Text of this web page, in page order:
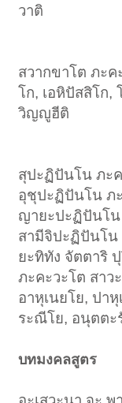
วาติ
สวากขาโต ภะค
โก, เอหิปัสสิโก,
วิญญูฮีติ
สุปะฏิปันโน ภะ
อุชุปะฏิปันโน ภ
ญายะปะฏิปันโน
สามีจิปะฏิปันโน
ยะทิทัง จัตตาริ
ภะคะวะโต สาว
อาหุเนยโย, ปา
ระณีโย, อนุตตะ
บทมงคลสูตร